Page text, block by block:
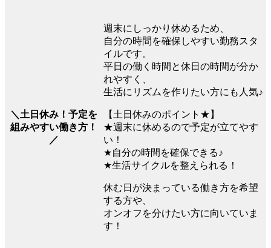
＼土日休み！予定を
組みやすい働き方！
／
週末にしっかり休めるため、
自分の時間を確保しやすい勤務スタ
イルです。
平日の働く時間と休日の時間が分か
れやすく、
生活にリズムを作りたい方にも人気♪
【土日休みのポイント★】
★週末に休めるので予定が立てやす
い！
★自分の時間を確保できる♪
★生活サイクルを整えられる！
休む日が決まっている働き方を希望
する方や、
オンオフを分けたい方に向いていま
す！